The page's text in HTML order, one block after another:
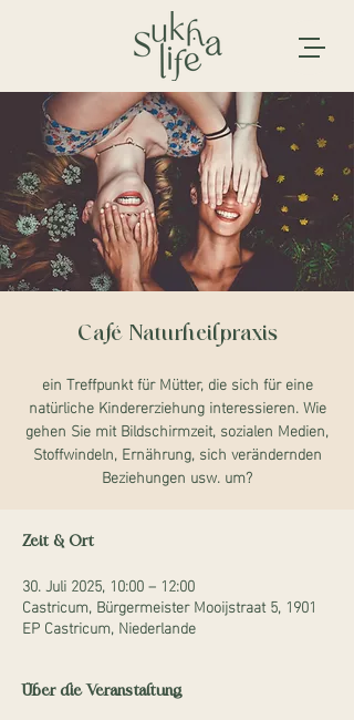
Café Naturheilpraxis
ein Treffpunkt für Mütter, die sich für eine
natürliche Kindererziehung interessieren. Wie
gehen Sie mit Bildschirmzeit, sozialen Medien,
Stoffwindeln, Ernährung, sich verändernden
Beziehungen usw. um?
Zeit & Ort
30. Juli 2025, 10:00 – 12:00
Castricum, Bürgermeister Mooijstraat 5, 1901
EP Castricum, Niederlande
Über die Veranstaltung